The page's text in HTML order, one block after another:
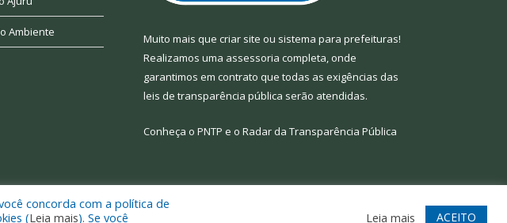
Ambiente Muito mais que criar site ou sistema para prefeituras!
Realizamos uma assessoria completa, onde
garantimos em contrato que todas as exigências das
leis de transparência pública serão atendidas.
Conheça o PNTP e o Radar da Transparência Pública
Mapa do Site Acessar Webmail
concorda com a política de
(Leia mais). Se você Leia mais ACEITO